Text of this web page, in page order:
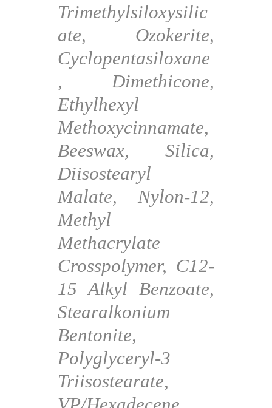
Trimethylsiloxysilic
ate, Ozokerite,
Cyclopentasiloxane
, Dimethicone,
Ethylhexyl
Methoxycinnamate,
Beeswax, Silica,
Diisostearyl
Malate, Nylon-12,
Methyl
Methacrylate
Crosspolymer, C12-
15 Alkyl Benzoate,
Stearalkonium
Bentonite,
Polyglyceryl-3
Triisostearate,